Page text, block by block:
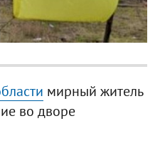
мирный житель
во дворе